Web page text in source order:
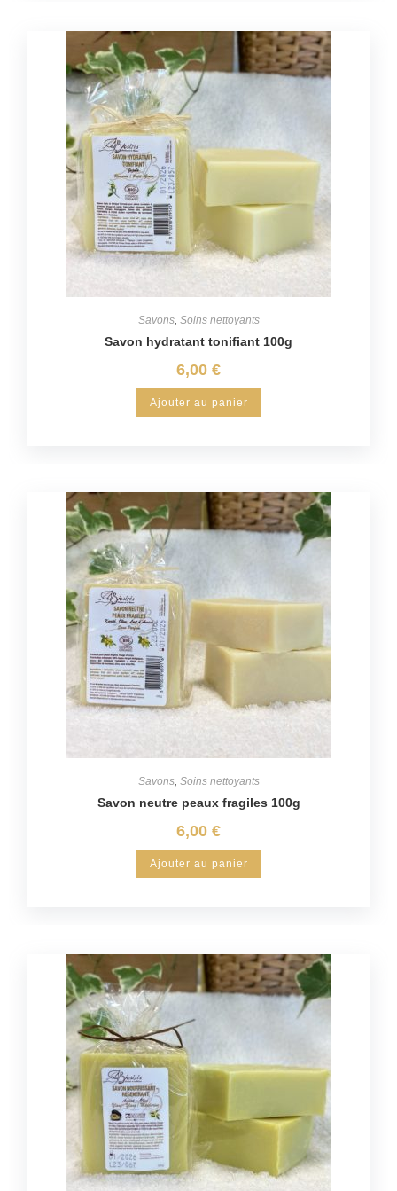
Savons, Soins nettoyants
Savon hydratant tonifiant 100g
6,00 €
Ajouter au panier
Savons, Soins nettoyants
Savon neutre peaux fragiles 100g
6,00 €
Ajouter au panier